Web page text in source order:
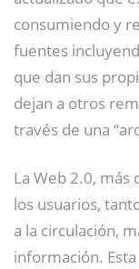
consumiendo y
fuentes
que dan sus
dejan a otros
través de una
La Web 2.0, más
los usuarios,
a la circulación,
información.